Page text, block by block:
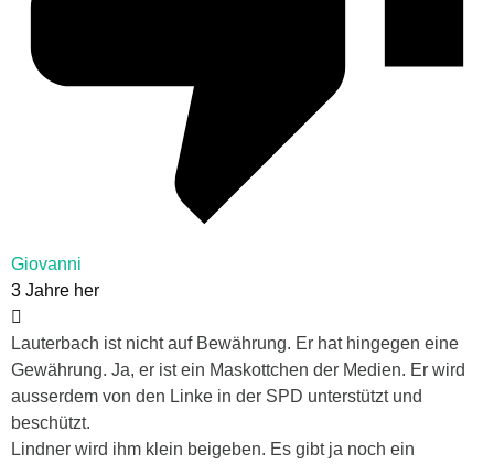
Giovanni
3 Jahre her
Lauterbach ist nicht auf Bewährung. Er hat hingegen eine
Gewährung. Ja, er ist ein Maskottchen der Medien. Er wird
ausserdem von den Linke in der SPD unterstützt und
beschützt.
Lindner wird ihm klein beigeben. Es gibt ja noch ein